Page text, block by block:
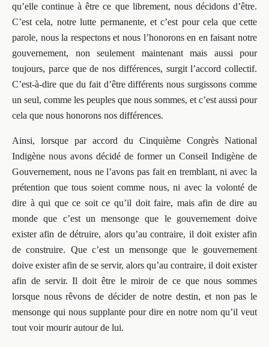
qu’elle continue à être ce que librement, nous décidons d’être.
C’est cela, notre lutte permanente, et c’est pour cela que cette
parole, nous la respectons et nous l’honorons en en faisant notre
gouvernement, non seulement maintenant mais aussi pour
toujours, parce que de nos différences, surgit l’accord collectif.
C’est-à-dire que du fait d’être différents nous surgissons comme
un seul, comme les peuples que nous sommes, et c’est aussi pour
cela que nous honorons nos différences.
Ainsi, lorsque par accord du Cinquième Congrès National
Indigène nous avons décidé de former un Conseil Indigène de
Gouvernement, nous ne l’avons pas fait en tremblant, ni avec la
prétention que tous soient comme nous, ni avec la volonté de
dire à qui que ce soit ce qu’il doit faire, mais afin de dire au
monde que c’est un mensonge que le gouvernement doive
exister afin de détruire, alors qu’au contraire, il doit exister afin
de construire. Que c’est un mensonge que le gouvernement
doive exister afin de se servir, alors qu’au contraire, il doit exister
afin de servir. Il doit être le miroir de ce que nous sommes
lorsque nous rêvons de décider de notre destin, et non pas le
mensonge qui nous supplante pour dire en notre nom qu’il veut
tout voir mourir autour de lui.